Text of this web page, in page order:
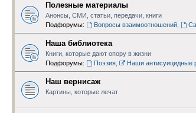
Полезные материалы
Анонсы, СМИ, статьи, передачи, книги
Подфорумы:
Вопросы взаимоотношений,
Наша библиотека
Книги, которые дают опору в жизни
Подфорумы:
Поэзия, Наши антисуицидные
Наш вернисаж
Картины, которые лечат